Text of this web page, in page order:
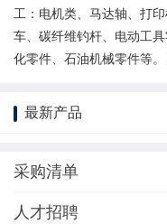
工：电机类、马达轴、打
车、碳纤维钓杆、电动工
化零件、石油机械零件等
最新产品
采购清单
人才招聘